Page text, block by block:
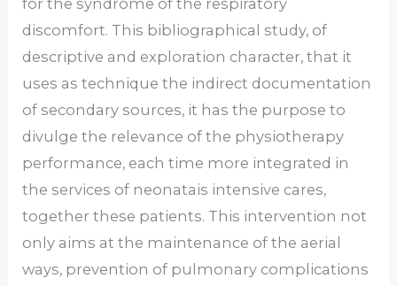
for the syndrome of the respiratory
discomfort. This bibliographical study, of
descriptive and exploration character, that it
uses as technique the indirect documentation
of secondary sources, it has the purpose to
divulge the relevance of the physiotherapy
performance, each time more integrated in
the services of neonatais intensive cares,
together these patients. This intervention not
only aims at the maintenance of the aerial
ways, prevention of pulmonary complications